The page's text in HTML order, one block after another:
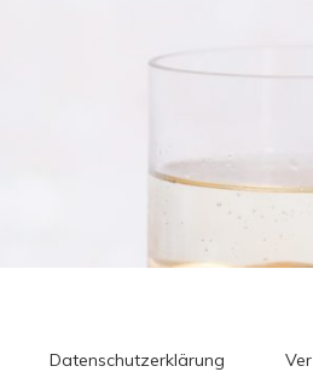
Datenschutzerklärung